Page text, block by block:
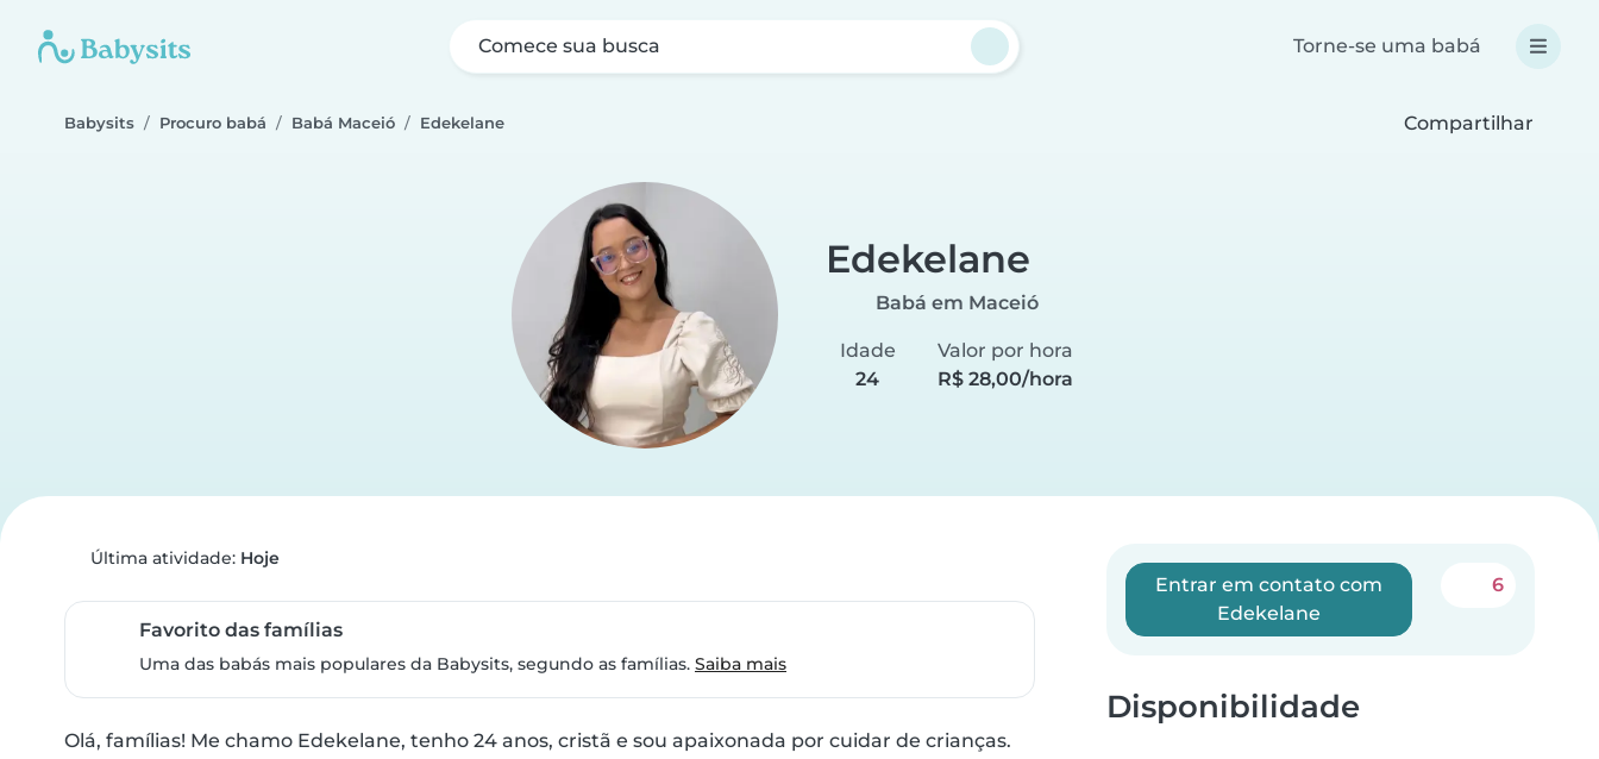
Comece sua busca Torne-se uma babá
Babysits Procuro babá Babá Maceió Edekelane Compartilhar
Edekelane
Babá em Maceió
Idade
24
Valor por hora
R$ 28,00/hora
Última atividade: Hoje
Favorito das famílias
Uma das babás mais populares da Babysits, segundo as famílias. Saiba mais
Olá, famílias! Me chamo Edekelane, tenho 24 anos, cristã e sou apaixonada por cuidar de crianças.
Entrar em contato com
Edekelane
6
Disponibilidade